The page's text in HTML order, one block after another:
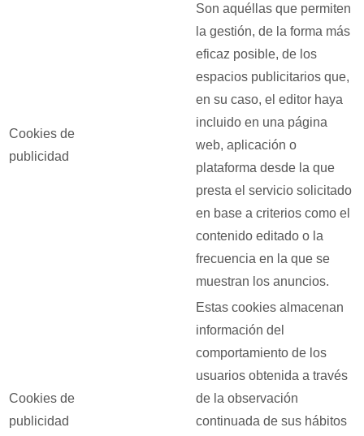
Cookies de
publicidad
Son aquéllas que permiten
la gestión, de la forma más
eficaz posible, de los
espacios publicitarios que,
en su caso, el editor haya
incluido en una página
web, aplicación o
plataforma desde la que
presta el servicio solicitado
en base a criterios como el
contenido editado o la
frecuencia en la que se
muestran los anuncios.
Cookies de
publicidad
Estas cookies almacenan
información del
comportamiento de los
usuarios obtenida a través
de la observación
continuada de sus hábitos